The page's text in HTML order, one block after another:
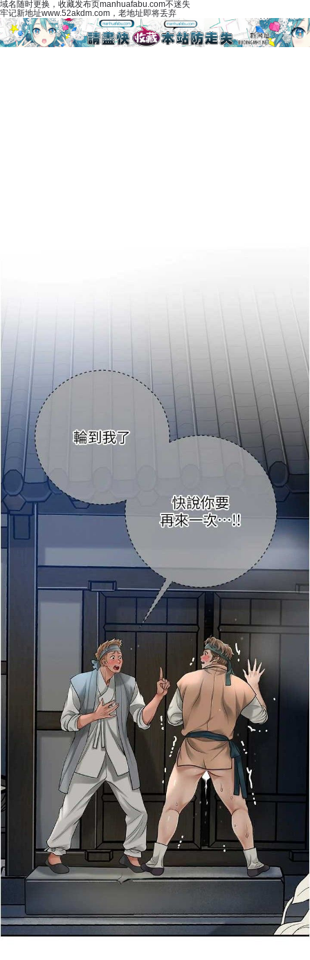
域名随时更换，收藏发布页manhuafabu.com不迷失
牢记新地址www.52akdm.com，老地址即将丢弃